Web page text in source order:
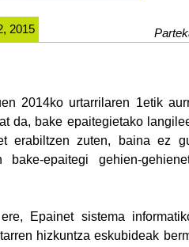
2015
2014ko urtarrilaren 1etik
da, bake epaitegietako
erabiltzen zuten, baina ez
epaitegi gehien-
Epainet sistema
hizkuntza eskubideak